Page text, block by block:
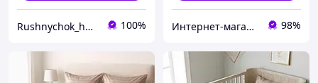
Rushnychok_home_ 100% Интернет-магазин "Sweet Home" 98%